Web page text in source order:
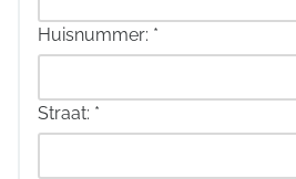
Huisnummer: *
Straat: *